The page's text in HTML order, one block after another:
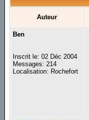
Auteur
Ben
Inscrit le: 02 Déc 2004
Messages: 214
Localisation: Rochefort